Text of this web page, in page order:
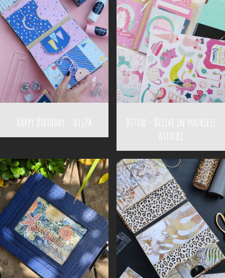
Belive in yourself - חוויות
במזוודה
אלבום - Happy Birthday